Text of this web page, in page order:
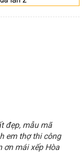
đẹp, mẫu mã
em thợ thi công
ơn mái xếp Hòa